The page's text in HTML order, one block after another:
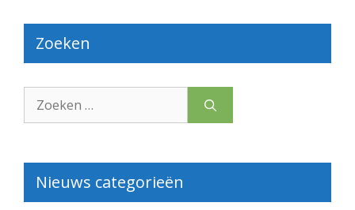
Zoeken
naar:
Nieuws categorieën